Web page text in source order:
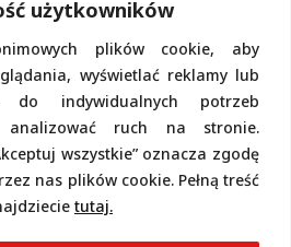
użytkowników
plików cookie, aby
wyświetlać reklamy lub
do indywidualnych potrzeb
analizować ruch na stronie.
wszystkie” oznacza zgodę
nas plików cookie. Pełną treść
tutaj.
na stronie nie
kontaktowych
co wiązałoby się
i przetwarzaniem
znajdziecie